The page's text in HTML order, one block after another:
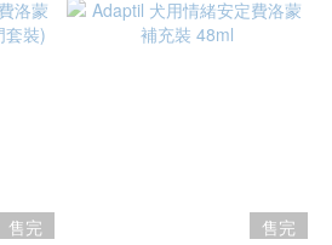
售完
售完